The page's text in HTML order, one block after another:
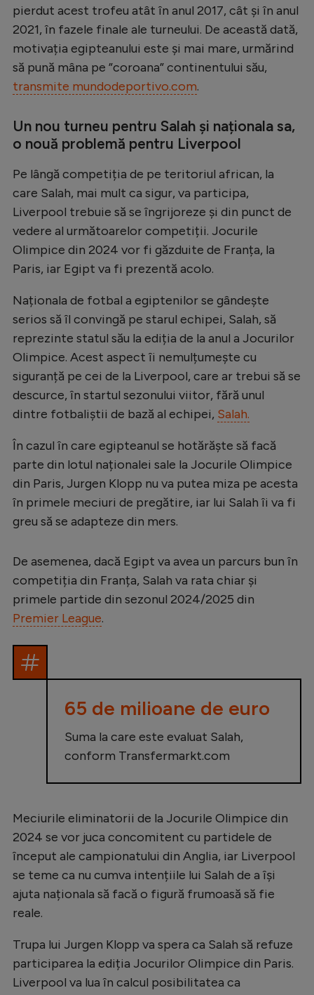
Tenis
Natație
Formula 1
Gimnastică
Auto
Rugby
Ciclism
JO 2024
JO 2026
Intră în cont
Creează cont
pierdut acest trofeu atât în anul 2017, cât și în anul
2021, în fazele finale ale turneului. De această dată,
motivația egipteanului este și mai mare, urmărind
să pună mâna pe ”coroana” continentului său,
transmite mundodeportivo.com.
Un nou turneu pentru Salah și naționala sa,
o nouă problemă pentru Liverpool
Pe lângă competiția de pe teritoriul african, la
care Salah, mai mult ca sigur, va participa,
Liverpool trebuie să se îngrijoreze și din punct de
vedere al următoarelor competiții. Jocurile
Olimpice din 2024 vor fi găzduite de Franța, la
Paris, iar Egipt va fi prezentă acolo.
Naționala de fotbal a egiptenilor se gândește
serios să îl convingă pe starul echipei, Salah, să
reprezinte statul său la ediția de la anul a Jocurilor
Olimpice. Acest aspect îi nemulțumește cu
siguranță pe cei de la Liverpool, care ar trebui să se
descurce, în startul sezonului viitor, fără unul
dintre fotbaliștii de bază al echipei, Salah.
În cazul în care egipteanul se hotărăște să facă
parte din lotul naționalei sale la Jocurile Olimpice
din Paris, Jurgen Klopp nu va putea miza pe acesta
în primele meciuri de pregătire, iar lui Salah îi va fi
greu să se adapteze din mers.
De asemenea, dacă Egipt va avea un parcurs bun în
competiția din Franța, Salah va rata chiar și
primele partide din sezonul 2024/2025 din
Premier League.
65 de milioane de euro
Suma la care este evaluat Salah,
conform Transfermarkt.com
Meciurile eliminatorii de la Jocurile Olimpice din
2024 se vor juca concomitent cu partidele de
început ale campionatului din Anglia, iar Liverpool
se teme ca nu cumva intențiile lui Salah de a își
ajuta naționala să facă o figură frumoasă să fie
reale.
Trupa lui Jurgen Klopp va spera ca Salah să refuze
participarea la ediția Jocurilor Olimpice din Paris.
Liverpool va lua în calcul posibilitatea ca